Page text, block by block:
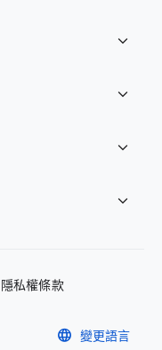
expand_more
expand_more
expand_more
expand_more
隱私權條款
language 變更語言